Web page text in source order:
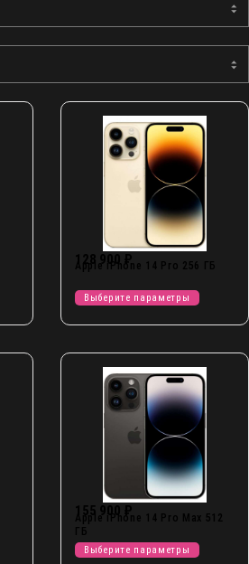
128 900 ₽
Apple iPhone 14 Pro 256 ГБ
Выберите параметры
155 900 ₽
Apple iPhone 14 Pro Max 512
ГБ
Выберите параметры